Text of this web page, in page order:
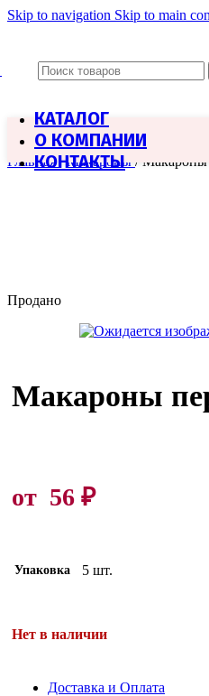
Skip to navigation Skip to main
КАТАЛОГ
О КОМПАНИИ
КОНТАКТЫ
Главная / Макароны / Макароны
Продано
Макароны
от 56 ₽
Упаковка 5 шт.
Нет в наличии
Доставка и Оплата